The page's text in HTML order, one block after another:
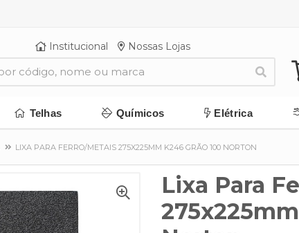
Institucional Nossas Lojas
Telhas Químicos Elétrica
LIXA PARA FERRO/METAIS 275X225MM K246 GRÃO 100 NORTON
Lixa Para